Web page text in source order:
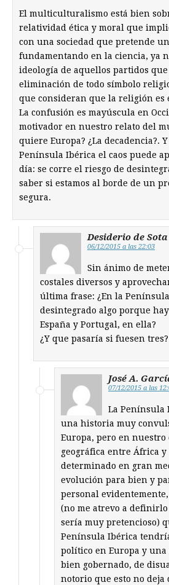
El multiculturalismo está bien
relatividad ética y moral que
con una sociedad que pretende
fundamentando en la ciencia, ya
ideología de aquellos partidos
eliminación de todo símbolo
que consideran que la religión es
La confusión es mayúscula en
motivador en nuestro relato del
quiere Europa? ¿La decadencia?.
Península Ibérica el caos puede
día: se corre el riesgo de
saber si estamos al borde de un
segura.
Desiderio de Sota
06/12/2015 a las 22:03
Sin ánimo de
costales diversos y
última frase: ¿En la
desintegrado algo porque
España y Portugal, en ella?
¿Y que pasaría si fuesen
José A.
07/12/2015 a las
La Península
una historia muy
Europa, pero en nuestro
geográfica entre África y
determinado en gran
evolución para bien y
personal
(no me atrevo a
sería muy pretencioso)
Península Ibérica
político en Europa y una
bien gobernado, de
notorio que esto no deja